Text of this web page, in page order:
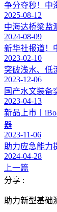
争分夺秒！中
2025-08-12
中海达桥梁监
2024-08-09
新华社报道！
2023-02-10
突破浅水、低
2023-12-06
国产水文装备
2023-04-13
新品上市丨
器
2023-11-06
助力应急能力
2024-04-28
上一篇
分享 :
助力新型基础